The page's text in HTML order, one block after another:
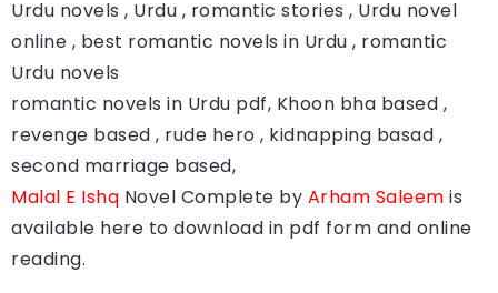
Urdu novels , Urdu , romantic stories , Urdu novel
online , best romantic novels in Urdu , romantic
Urdu novels
romantic novels in Urdu pdf, Khoon bha based ,
revenge based , rude hero , kidnapping basad ,
second marriage based,
Malal E Ishq Novel Complete by Arham Saleem is
available here to download in pdf form and online
reading.